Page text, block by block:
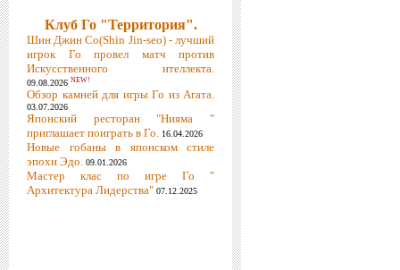
Клуб Го "Территория".
Шин Джин Со(Shin Jin-seo) - лучший
игрок Го провел матч против
Искусственного ителлекта.
09.08.2026 NEW!
Обзор камней для игры Го из Агата.
03.07.2026
Японский ресторан "Нияма "
приглашает поиграть в Го. 16.04.2026
Новые гобаны в японском стиле
эпохи Эдо. 09.01.2026
Мастер клас по игре Го "
Архитектура Лидерства" 07.12.2025